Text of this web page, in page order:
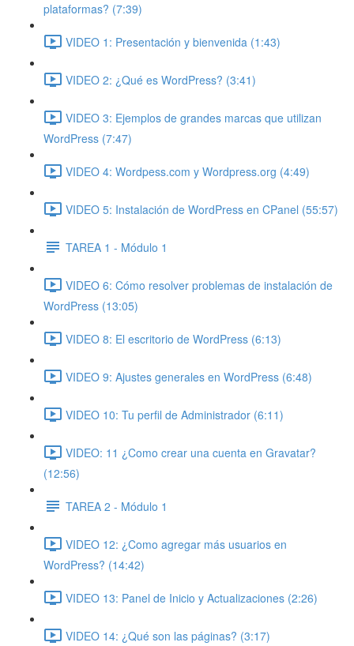
plataformas? (7:39)
VIDEO 1: Presentación y bienvenida (1:43)
VIDEO 2: ¿Qué es WordPress? (3:41)
VIDEO 3: Ejemplos de grandes marcas que utilizan
WordPress (7:47)
VIDEO 4: Wordpess.com y Wordpress.org (4:49)
VIDEO 5: Instalación de WordPress en CPanel (55:57)
TAREA 1 - Módulo 1
VIDEO 6: Cómo resolver problemas de instalación de
WordPress (13:05)
VIDEO 8: El escritorio de WordPress (6:13)
VIDEO 9: Ajustes generales en WordPress (6:48)
VIDEO 10: Tu perfil de Administrador (6:11)
VIDEO: 11 ¿Como crear una cuenta en Gravatar?
(12:56)
TAREA 2 - Módulo 1
VIDEO 12: ¿Como agregar más usuarios en
WordPress? (14:42)
VIDEO 13: Panel de Inicio y Actualizaciones (2:26)
VIDEO 14: ¿Qué son las páginas? (3:17)